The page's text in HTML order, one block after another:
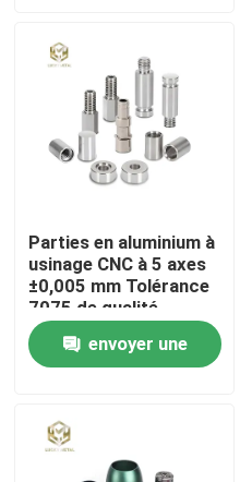
Visite d'usine
Contrôle de la qualité
nouvelles
Tous les cas
profils en aluminium
Parties en aluminium à
usinage CNC à 5 axes
±0,005 mm Tolérance
7075 de qualité
aérospatiale
envoyer une